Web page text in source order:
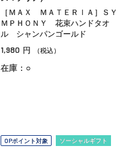
［ＭＡＸ ＭＡＴＥＲＩＡ］ＳＹ
ＭＰＨＯＮＹ 花束ハンドタオ
ル シャンパンゴールド
1,980 円 （税込）
在庫：○
OPポイント対象 ソーシャルギフト